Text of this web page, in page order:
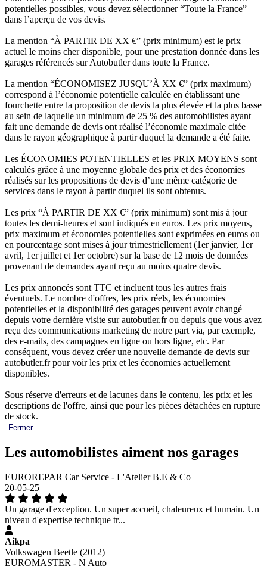
potentielles possibles, vous devez sélectionner “Toute la France”
dans l’aperçu de vos devis.
La mention “À PARTIR DE XX €” (prix minimum) est le prix
actuel le moins cher disponible, pour une prestation donnée dans les
garages référencés sur Autobutler dans toute la France.
La mention “ÉCONOMISEZ JUSQU’À XX €” (prix maximum)
correspond à l’économie potentielle calculée en établissant une
fourchette entre la proposition de devis la plus élevée et la plus basse
au sein de laquelle un minimum de 25 % des automobilistes ayant
fait une demande de devis ont réalisé l’économie maximale citée
dans le rayon géographique à partir duquel la demande a été faite.
Les ÉCONOMIES POTENTIELLES et les PRIX MOYENS sont
calculés grâce à une moyenne globale des prix et des économies
réalisés sur les propositions de devis d’une même catégorie de
services dans le rayon à partir duquel ils sont obtenus.
Les prix “À PARTIR DE XX €” (prix minimum) sont mis à jour
toutes les demi-heures et sont indiqués en euros. Les prix moyens,
prix maximum et économies potentielles sont exprimées en euros ou
en pourcentage sont mises à jour trimestriellement (1er janvier, 1er
avril, 1er juillet et 1er octobre) sur la base de 12 mois de données
provenant de demandes ayant reçu au moins quatre devis.
Les prix annoncés sont TTC et incluent tous les autres frais
éventuels. Le nombre d'offres, les prix réels, les économies
potentielles et la disponibilité des garages peuvent avoir changé
depuis votre dernière visite sur autobutler.fr ou depuis que vous avez
reçu des communications marketing de notre part via, par exemple,
des e-mails, des campagnes en ligne ou hors ligne, etc. Par
conséquent, vous devez créer une nouvelle demande de devis sur
autobutler.fr pour voir les prix et les économies actuellement
disponibles.
Sous réserve d'erreurs et de lacunes dans le contenu, les prix et les
descriptions de l'offre, ainsi que pour les pièces détachées en rupture
de stock.
Fermer
Les automobilistes aiment nos garages
EUROREPAR Car Service - L'Atelier B.E & Co
20-05-25
Un garage d'exception. Un super accueil, chaleureux et humain. Un
niveau d'expertise technique tr...
Aikpa
Volkswagen Beetle (2012)
EUROMASTER - N Auto